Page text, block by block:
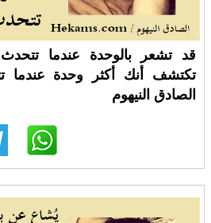
قد تشعر بالوحدة عندما
تكتشف أنك أكثر وحدة عندما
الصادق النيهوم